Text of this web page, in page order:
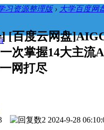
习资源整理版 › 大学百度网
[百度云网盘
次掌握14大主流
网打尽
2 2024-9-28